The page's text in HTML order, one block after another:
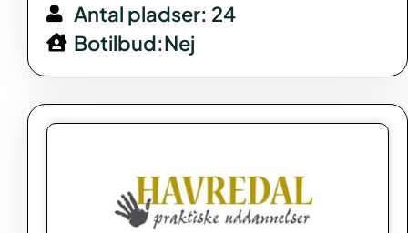
Antal pladser: 24
Botilbud:Nej